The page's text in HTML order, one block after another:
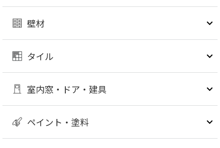
壁材
タイル
室内窓・ドア・建具
ペイント・塗料